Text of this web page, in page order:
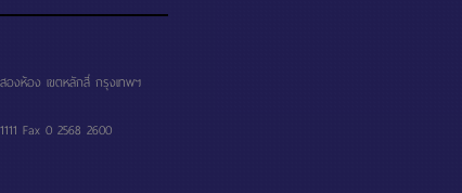
งห้อง เขตหลักสี่ กรุงเทพฯ
Fax 0 2568 2600